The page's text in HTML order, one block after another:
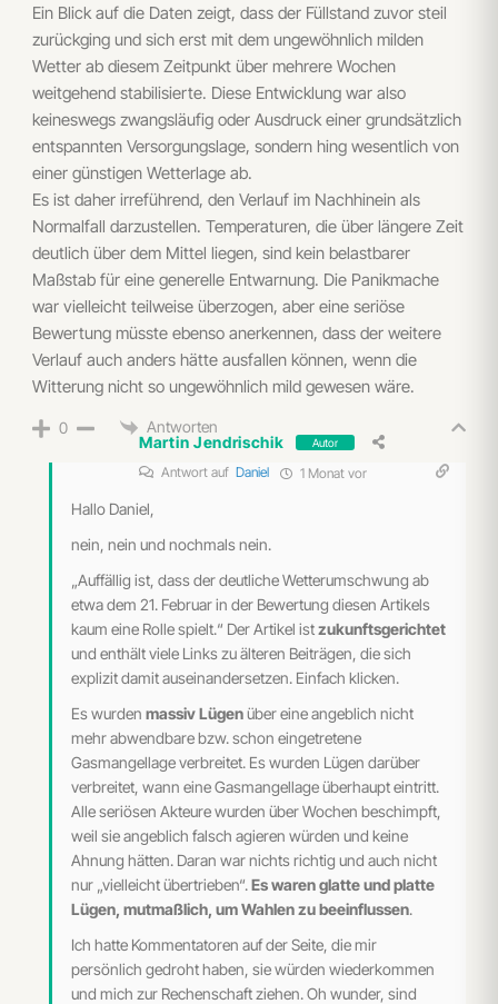
Ein Blick auf die Daten zeigt, dass der Füllstand zuvor steil
zurückging und sich erst mit dem ungewöhnlich milden
Wetter ab diesem Zeitpunkt über mehrere Wochen
weitgehend stabilisierte. Diese Entwicklung war also
keineswegs zwangsläufig oder Ausdruck einer grundsätzlich
entspannten Versorgungslage, sondern hing wesentlich von
einer günstigen Wetterlage ab.
Es ist daher irreführend, den Verlauf im Nachhinein als
Normalfall darzustellen. Temperaturen, die über längere Zeit
deutlich über dem Mittel liegen, sind kein belastbarer
Maßstab für eine generelle Entwarnung. Die Panikmache
war vielleicht teilweise überzogen, aber eine seriöse
Bewertung müsste ebenso anerkennen, dass der weitere
Verlauf auch anders hätte ausfallen können, wenn die
Witterung nicht so ungewöhnlich mild gewesen wäre.
0
Antworten
Martin Jendrischik
Autor
Antwort auf Daniel 1 Monat vor
Hallo Daniel,
nein, nein und nochmals nein.
„Auffällig ist, dass der deutliche Wetterumschwung ab
etwa dem 21. Februar in der Bewertung diesen Artikels
kaum eine Rolle spielt.“ Der Artikel istzukunftsgerichtet
und enthält viele Links zu älteren Beiträgen, die sich
explizit damit auseinandersetzen. Einfach klicken.
Es wurden massiv Lügenüber eine angeblich nicht
mehr abwendbare bzw. schon eingetretene
Gasmangellage verbreitet. Es wurden Lügen darüber
verbreitet, wann eine Gasmangellage überhaupt eintritt.
Alle seriösen Akteure wurden über Wochen beschimpft,
weil sie angeblich falsch agieren würden und keine
Ahnung hätten. Daran war nichts richtig und auch nicht
nur „vielleicht übertrieben“.Es waren glatte und platte
Lügen, mutmaßlich, um Wahlen zu beeinflussen.
Ich hatte Kommentatoren auf der Seite, die mir
persönlich gedroht haben, sie würden wiederkommen
und mich zur Rechenschaft ziehen. Oh wunder, sind